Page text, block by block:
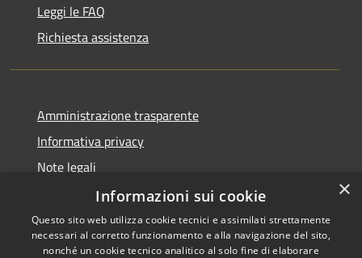
Leggi le FAQ
Richiesta assistenza
Amministrazione trasparente
Informativa privacy
Note legali
Dichiarazione di accessibilità
×
Informazioni sui cookie
Questo sito web utilizza cookie tecnici e assimilati strettamente
necessari al corretto funzionamento e alla navigazione del sito,
nonché un cookie tecnico analitico al solo fine di elaborare